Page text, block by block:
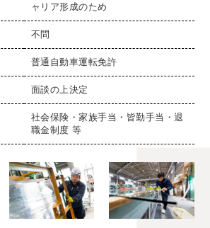
ャリア形成のため
不問
普通自動車運転免許
面談の上決定
社会保険・家族手当・皆勤手当・退
職金制度 等